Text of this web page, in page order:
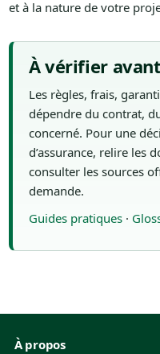
et à la nature de votre
À vérifier
Les règles, frais,
dépendre du contrat,
concerné. Pour une
d’assurance, relire les
consulter les sources
demande.
Guides pratiques·
À propos